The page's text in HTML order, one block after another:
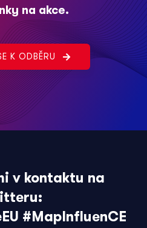
na akce.
K ODBĚRU
v kontaktu na
#MapInfluenCE